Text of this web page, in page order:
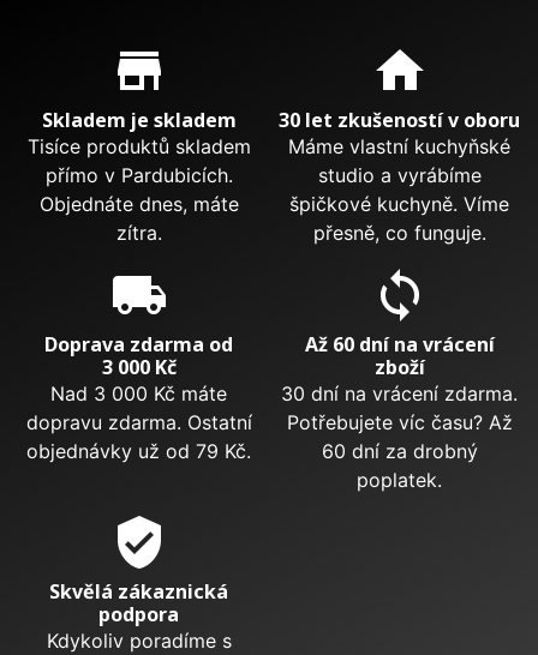
Proč nakupovat u nás?
store_mall_directory
Skladem je skladem
Tisíce produktů skladem
přímo v Pardubicích.
Objednáte dnes, máte
zítra.
home
30 let zkušeností v oboru
Máme vlastní kuchyňské
studio a vyrábíme
špičkové kuchyně. Víme
přesně, co funguje.
local_shipping
Doprava zdarma od
3 000 Kč
Nad 3 000 Kč máte
dopravu zdarma. Ostatní
objednávky už od 79 Kč.
sync
Až 60 dní na vrácení
zboží
30 dní na vrácení zdarma.
Potřebujete víc času? Až
60 dní za drobný
poplatek.
verified_user
Skvělá zákaznická
podpora
Kdykoliv poradíme s